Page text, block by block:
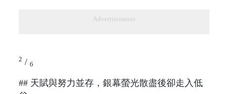
Advertisements
2 / 6
## 天賦與努力並存，銀幕螢光散盡後卻走入低